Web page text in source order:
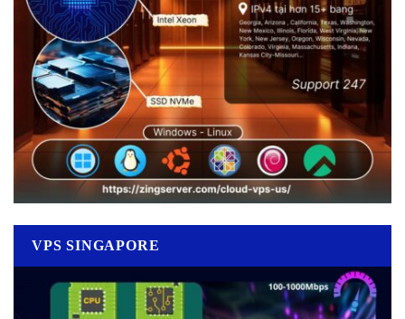
VPS SINGAPORE